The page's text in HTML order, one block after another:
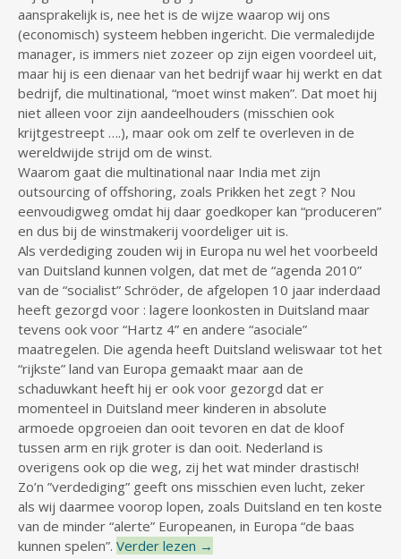
aansprakelijk is, nee het is de wijze waarop wij ons
(economisch) systeem hebben ingericht. Die vermaledijde
manager, is immers niet zozeer op zijn eigen voordeel uit,
maar hij is een dienaar van het bedrijf waar hij werkt en dat
bedrijf, die multinational, “moet winst maken”. Dat moet hij
niet alleen voor zijn aandeelhouders (misschien ook
krijtgestreept ….), maar ook om zelf te overleven in de
wereldwijde strijd om de winst.
Waarom gaat die multinational naar India met zijn
outsourcing of offshoring, zoals Prikken het zegt ? Nou
eenvoudigweg omdat hij daar goedkoper kan “produceren”
en dus bij de winstmakerij voordeliger uit is.
Als verdediging zouden wij in Europa nu wel het voorbeeld
van Duitsland kunnen volgen, dat met de “agenda 2010”
van de “socialist” Schröder, de afgelopen 10 jaar inderdaad
heeft gezorgd voor : lagere loonkosten in Duitsland maar
tevens ook voor “Hartz 4” en andere “asociale”
maatregelen. Die agenda heeft Duitsland weliswaar tot het
“rijkste” land van Europa gemaakt maar aan de
schaduwkant heeft hij er ook voor gezorgd dat er
momenteel in Duitsland meer kinderen in absolute
armoede opgroeien dan ooit tevoren en dat de kloof
tussen arm en rijk groter is dan ooit. Nederland is
overigens ook op die weg, zij het wat minder drastisch!
Zo’n ”verdediging” geeft ons misschien even lucht, zeker
als wij daarmee voorop lopen, zoals Duitsland en ten koste
van de minder “alerte” Europeanen, in Europa “de baas
kunnen spelen”. Verder lezen →